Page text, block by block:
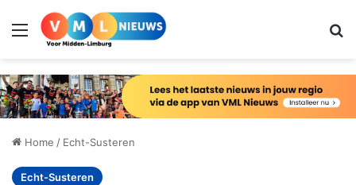
Menu
Home / Echt-Susteren
Echt-Susteren